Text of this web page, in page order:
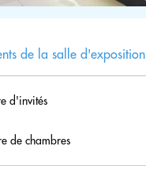
de la salle d'exposition
d'invités
de chambres